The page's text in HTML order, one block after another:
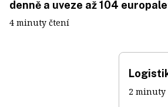
denně a uveze až 104
4 minuty čtení
2 minuty